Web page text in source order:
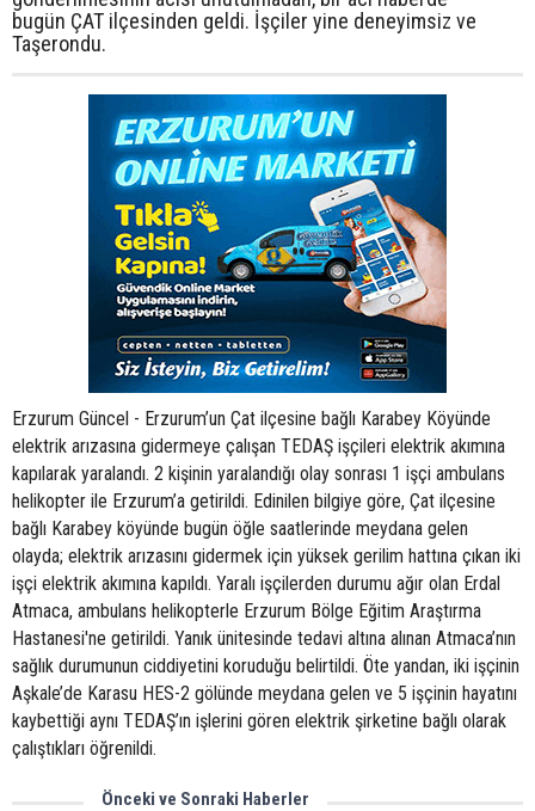
bugün ÇAT ilçesinden geldi. İşçiler yine deneyimsiz ve
Taşerondu.
Erzurum Güncel - Erzurum’un Çat ilçesine bağlı Karabey Köyünde
elektrik arızasına gidermeye çalışan TEDAŞ işçileri elektrik akımına
kapılarak yaralandı. 2 kişinin yaralandığı olay sonrası 1 işçi ambulans
helikopter ile Erzurum’a getirildi. Edinilen bilgiye göre, Çat ilçesine
bağlı Karabey köyünde bugün öğle saatlerinde meydana gelen
olayda; elektrik arızasını gidermek için yüksek gerilim hattına çıkan iki
işçi elektrik akımına kapıldı. Yaralı işçilerden durumu ağır olan Erdal
Atmaca, ambulans helikopterle Erzurum Bölge Eğitim Araştırma
Hastanesi'ne getirildi. Yanık ünitesinde tedavi altına alınan Atmaca’nın
sağlık durumunun ciddiyetini koruduğu belirtildi. Öte yandan, iki işçinin
Aşkale’de Karasu HES-2 gölünde meydana gelen ve 5 işçinin hayatını
kaybettiği aynı TEDAŞ’ın işlerini gören elektrik şirketine bağlı olarak
çalıştıkları öğrenildi.
Önceki ve Sonraki Haberler